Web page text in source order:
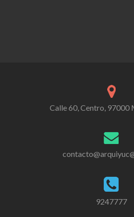
Calle 60, Centro, 97000
9247777